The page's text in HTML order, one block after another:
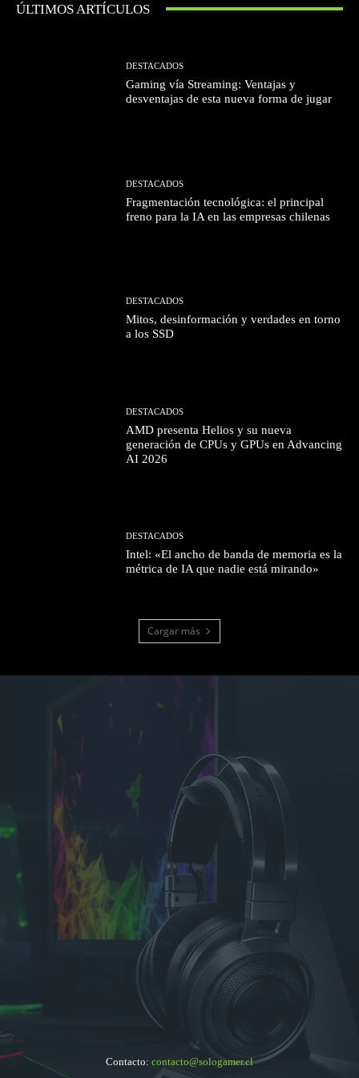
ÚLTIMOS ARTÍCULOS
DESTACADOS
Gaming vía Streaming: Ventajas y
desventajas de esta nueva forma de jugar
DESTACADOS
Fragmentación tecnológica: el principal
freno para la IA en las empresas chilenas
DESTACADOS
Mitos, desinformación y verdades en torno
a los SSD
DESTACADOS
AMD presenta Helios y su nueva
generación de CPUs y GPUs en Advancing
AI 2026
DESTACADOS
Intel: «El ancho de banda de memoria es la
métrica de IA que nadie está mirando»
Cargar más
Contacto: contacto@sologamer.cl